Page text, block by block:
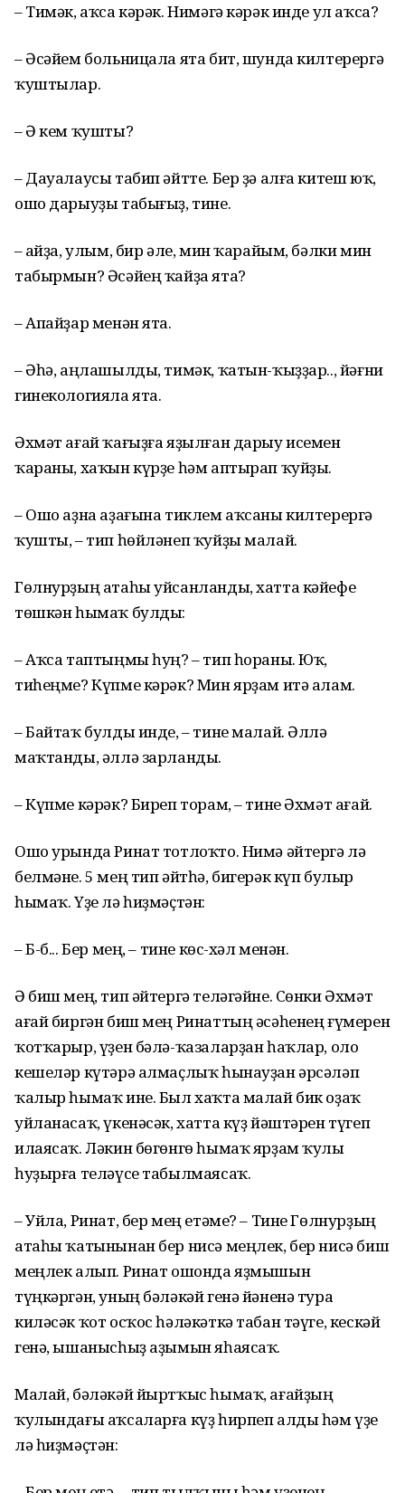
– Тимәк, аҡса кәрәк. Нимәгә кәрәк инде ул аҡса?
– Әсәйем больницала ята бит, шунда килтерергә
ҡуштылар.
– Ә кем ҡушты?
– Дауалаусы табип әйтте. Бер ҙә алға китеш юҡ,
ошо дарыуҙы табығыҙ, тине.
– Ҡайҙа, улым, бир әле, мин ҡарайым, бәлки мин
табырмын? Әсәйең ҡайҙа ята?
– Апайҙар менән ята.
– Әһә, аңлашылды, тимәк, ҡатын-ҡыҙҙар.., йәғни
гинекологияла ята.
Әхмәт ағай ҡағыҙға яҙылған дарыу исемен
ҡараны, хаҡын күрҙе һәм аптырап ҡуйҙы.
– Ошо аҙна аҙағына тиклем аҡсаны килтерергә
ҡушты, – тип һөйләнеп ҡуйҙы малай.
Гөлнурҙың атаһы уйсанланды, хатта кәйефе
төшкән һымаҡ булды:
– Аҡса таптыңмы һуң? – тип һораны. Юҡ,
тиһеңме? Күпме кәрәк? Мин ярҙам итә алам.
– Байтаҡ булды инде, – тине малай. Әллә
маҡтанды, әллә зарланды.
– Күпме кәрәк? Биреп торам, – тине Әхмәт ағай.
Ошо урында Ринат тотлоҡто. Нимә әйтергә лә
белмәне. 5 мең тип әйтһә, бигерәк күп булыр
һымаҡ. Үҙе лә һиҙмәҫтән:
– Б-б... Бер мең, – тине көс-хәл менән.
Ә биш мең, тип әйтергә теләгәйне. Сөнки Әхмәт
ағай биргән биш мең Ринаттың әсәһенең ғүмерен
ҡотҡарыр, үҙен бәлә-ҡазаларҙан һаҡлар, оло
кешеләр күтәрә алмаҫлыҡ һынауҙан әрсәләп
ҡалыр һымаҡ ине. Был хаҡта малай бик оҙаҡ
уйланасаҡ, үкенәсәк, хатта күҙ йәштәрен түгеп
илаясаҡ. Ләкин бөгөнгө һымаҡ ярҙам ҡулы
һуҙырға теләүсе табылмаясаҡ.
– Уйла, Ринат, бер мең етәме? – Тине Гөлнурҙың
атаһы ҡатынынан бер нисә меңлек, бер нисә биш
меңлек алып. Ринат ошонда яҙмышын
түңкәргән, уның бәләкәй генә йәненә тура
киләсәк ҡот осҡос һәләкәткә табан тәүге, кескәй
генә, ышанысһыҙ аҙымын яһаясаҡ.
Малай, бәләкәй йыртҡыс һымаҡ, ағайҙың
ҡулындағы аҡсаларға күҙ һирпеп алды һәм үҙе
лә һиҙмәҫтән: